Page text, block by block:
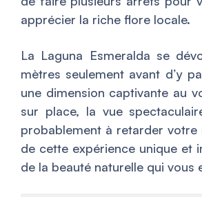
apprécier la riche flore locale.
La Laguna Esmeralda se
mètres seulement avant d’y
une dimension captivante au
sur place, la vue
probablement à retarder votre
de cette expérience unique et
de la beauté naturelle qui vous